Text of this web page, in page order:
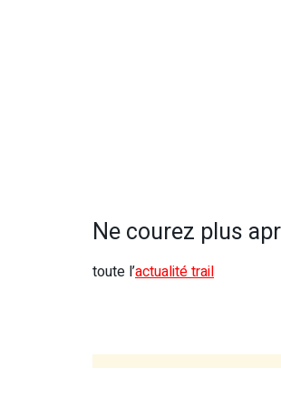
Ne courez plus
toute l’actualité trail